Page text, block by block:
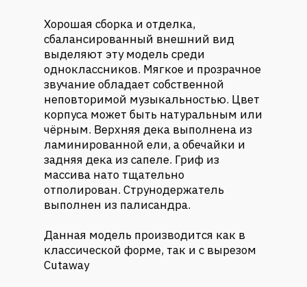
Хорошая сборка и отделка,
сбалансированный внешний вид
выделяют эту модель среди
одноклассников. Мягкое и прозрачное
звучание обладает собственной
неповторимой музыкальностью. Цвет
корпуса может быть натуральным или
чёрным. Верхняя дека выполнена из
ламинированной ели, а обечайки и
задняя дека из сапеле. Гриф из
массива нато тщательно
отполирован. Струнодержатель
выполнен из палисандра.
Данная модель производится как в
классической форме, так и с вырезом
Cutaway